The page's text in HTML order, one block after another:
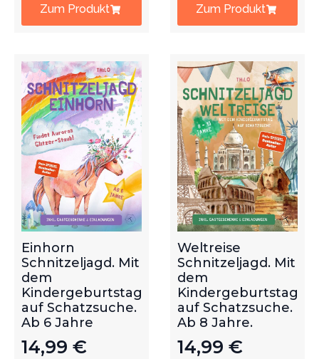
Zum Produkt Zum Produkt
Einhorn
Schnitzeljagd. Mit
dem
Kindergeburtstag
auf Schatzsuche.
Ab 6 Jahre
14,99 €
Weltreise
Schnitzeljagd. Mit
dem
Kindergeburtstag
auf Schatzsuche.
Ab 8 Jahre.
14,99 €